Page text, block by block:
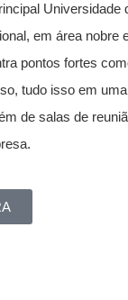
Universidade
em área nobre
pontos fortes
tudo isso em
de salas de